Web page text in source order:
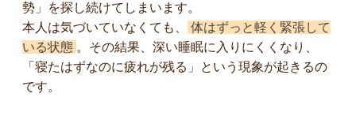
勢」を探し続けてしまいます。
本人は気づいていなくても、
体はずっと軽く緊張して
いる状態 。その結果、深い睡眠に入りにくくなり、
「寝たはずなのに疲れが残る」という現象が起きるの
です。